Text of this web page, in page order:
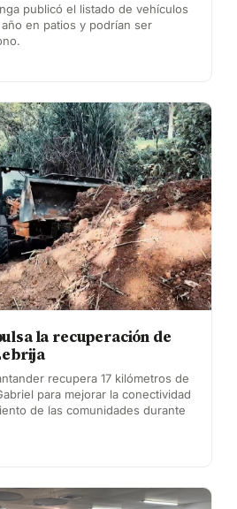
publicó el listado de vehículos
en patios y podrían ser
la recuperación de
recupera 17 kilómetros de
para mejorar la conectividad
de las comunidades durante